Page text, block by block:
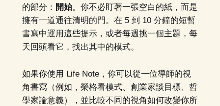
的部分： 開始。你不必盯著一張空白的紙，而是
擁有一道通往清明的門。在 5 到 10 分鐘的短暫
書寫中運用這些提示，或者每週挑一個主題，每
天回頭看它，找出其中的模式。
如果你使用 Life Note，你可以從一位導師的視
角書寫（例如，榮格看模式、創業家談目標、哲
學家論意義），並比較不同的視角如何改變你所